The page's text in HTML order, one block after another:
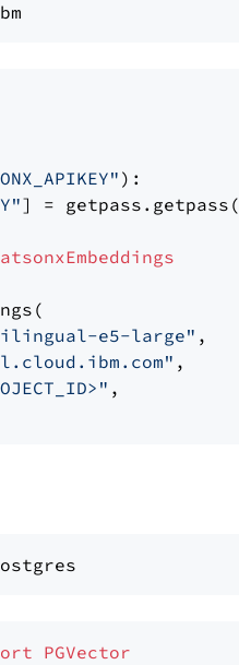
):
] = getpass.getpass(
e5-large" ,
,
,
PGVector